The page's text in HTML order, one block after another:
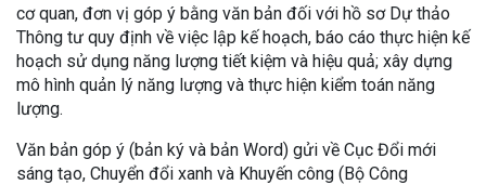
cơ quan, đơn vị góp ý bằng văn bản đối với hồ sơ Dự thảo
Thông tư quy định về việc lập kế hoạch, báo cáo thực hiện kế
hoạch sử dụng năng lượng tiết kiệm và hiệu quả; xây dựng
mô hình quản lý năng lượng và thực hiện kiểm toán năng
lượng.
Văn bản góp ý (bản ký và bản Word) gửi về Cục Đổi mới
sáng tạo, Chuyển đổi xanh và Khuyến công (Bộ Công